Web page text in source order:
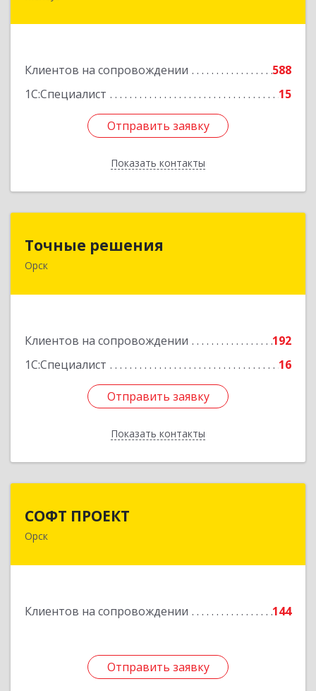
Клиентов на сопровождении
588
1С:Специалист
15
Отправить заявку
Показать контакты
Отправить заявку
Назад
Точные решения
Орск
Клиентов на сопровождении
192
1С:Специалист
16
Отправить заявку
Показать контакты
Подробнее
Отправить заявку
Назад
СОФТ ПРОЕКТ
Орск
Клиентов на сопровождении 144
Отправить заявку
Отправить заявку